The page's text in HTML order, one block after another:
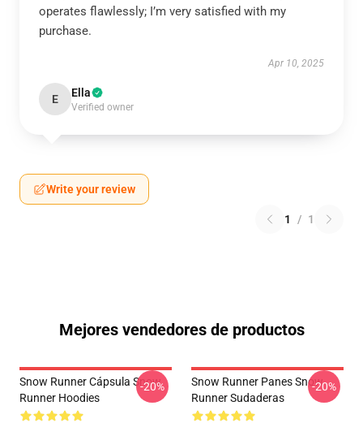
operates flawlessly; I’m very satisfied with my
purchase.
Apr 10, 2025
E Ella
Verified owner
Write your review
1 / 1
Mejores vendedores de productos
Snow Runner Cápsula Snow
Runner Hoodies
-20%
Snow Runner Panes Snow
Runner Sudaderas
-20%